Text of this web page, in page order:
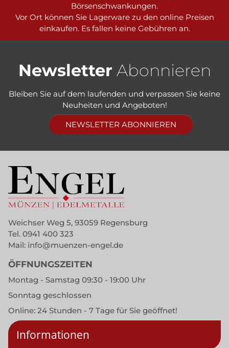
Börsenschwankungen.
Vor Ort können Sie Lagerware zu den online Preisen
einkaufen. Es fallen keine Gebühren an.
Newsletter Abonnieren
Bleiben Sie auf dem laufenden und verpassen Sie keine
Neuheiten und Angeboten!
NEWSLETTER ABONNIEREN
Weichser Weg 5, 93059 Regensburg
Tel. 0941 400 323
Mail: info@muenzen-engel.de
ÖFFNUNGSZEITEN
Montag - Samstag 09:30 - 19:00 Uhr
Sonntag geschlossen
Online: 24 Stunden - 7 Tage für Sie geöffnet!
Informationen